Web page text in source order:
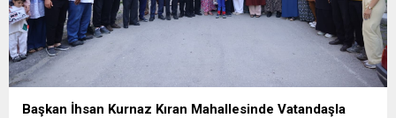
Başkan İhsan Kurnaz Kıran Mahallesinde Vatandaşla